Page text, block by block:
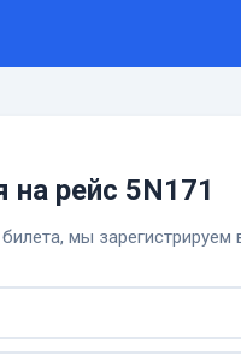
на рейс 5N171
мы зарегистрируем